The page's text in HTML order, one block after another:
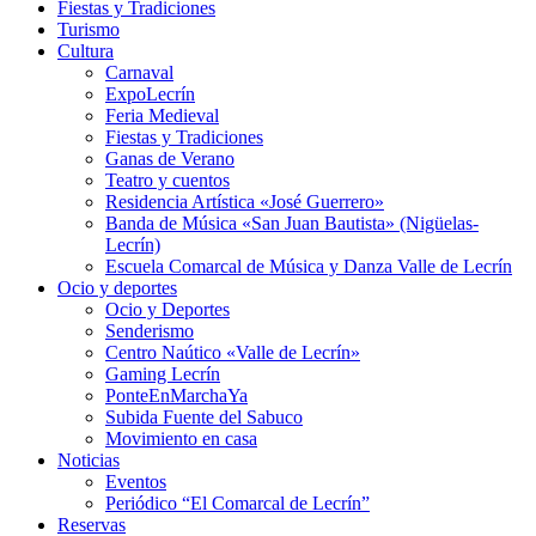
Fiestas y Tradiciones
Turismo
Cultura
Carnaval
ExpoLecrín
Feria Medieval
Fiestas y Tradiciones
Ganas de Verano
Teatro y cuentos
Residencia Artística «José Guerrero»
Banda de Música «San Juan Bautista» (Nigüelas-
Lecrín)
Escuela Comarcal de Música y Danza Valle de Lecrín
Ocio y deportes
Ocio y Deportes
Senderismo
Centro Naútico «Valle de Lecrín»
Gaming Lecrín
PonteEnMarchaYa
Subida Fuente del Sabuco
Movimiento en casa
Noticias
Eventos
Periódico “El Comarcal de Lecrín”
Reservas